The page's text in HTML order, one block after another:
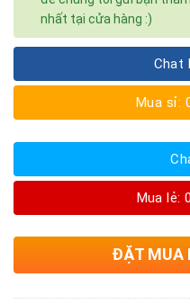
nhất tại cửa hàng :)
Chat
Mua sỉ:
Mua lẻ:
ĐẶT MUA